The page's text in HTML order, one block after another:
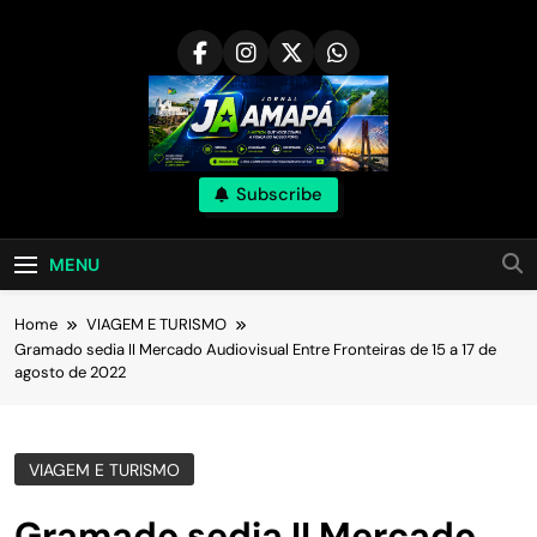
Subscribe
MENU
Home
VIAGEM E TURISMO
Gramado sedia II Mercado Audiovisual Entre Fronteiras de 15 a 17 de
agosto de 2022
VIAGEM E TURISMO